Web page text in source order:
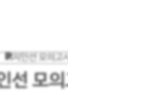
선 모의고사